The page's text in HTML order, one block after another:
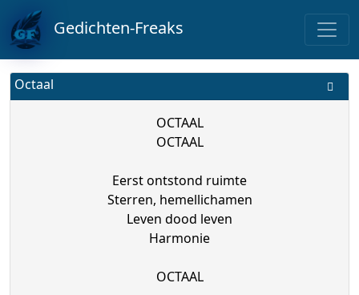
Gedichten-Freaks
Octaal
OCTAAL
OCTAAL
Eerst ontstond ruimte
Sterren, hemellichamen
Leven dood leven
Harmonie
OCTAAL